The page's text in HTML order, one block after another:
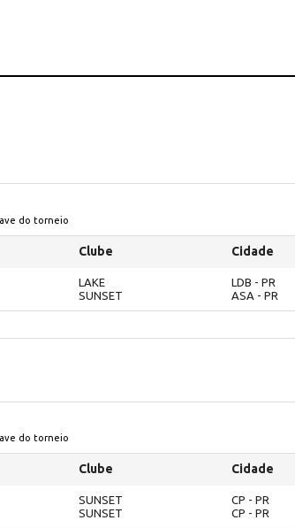
do torneio
Clube Cidade
LAKE
SUNSET
LDB - PR
ASA - PR
do torneio
Clube Cidade
SUNSET
SUNSET
CP - PR
CP - PR